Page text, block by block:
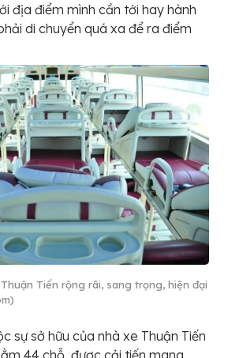
địa điểm mình cần tới hay hành
di chuyển quá xa để ra điểm
Tiến rộng rãi, sang trọng, hiện đại
sự sở hữu của nhà xe Thuận Tiến
44 chỗ, được cải tiến mang